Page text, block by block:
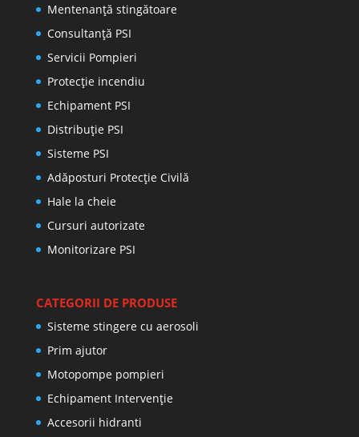
Mentenanţă stingătoare
Consultanţă PSI
Servicii Pompieri
Protecţie incendiu
Echipament PSI
Distribuţie PSI
Sisteme PSI
Adăposturi Protecție Civilă
Hale la cheie
Cursuri autorizate
Monitorizare PSI
CATEGORII DE PRODUSE
Sisteme stingere cu aerosoli
Prim ajutor
Motopompe pompieri
Echipament Intervenție
Accesorii hidranti